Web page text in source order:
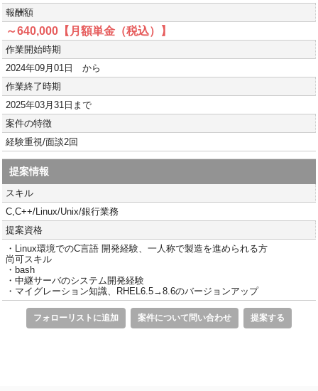
報酬額
～640,000【月額単金（税込）】
作業開始時期
2024年09月01日 から
作業終了時期
2025年03月31日まで
案件の特徴
経験重視/面談2回
提案情報
スキル
C,C++/Linux/Unix/銀行業務
提案資格
・Linux環境でのC言語 開発経験、一人称で製造を進められる方
尚可スキル
・bash
・中継サーバのシステム開発経験
・マイグレーション知識、RHEL6.5→8.6のバージョンアップ
フォローリストに追加 案件について問い合わせ 提案する